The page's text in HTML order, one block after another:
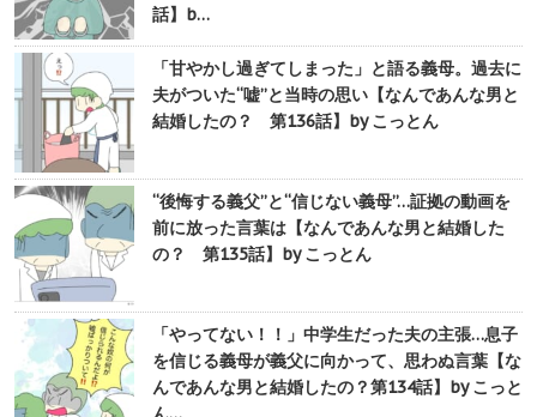
話】b…
「甘やかし過ぎてしまった」と語る義母。過去に
夫がついた“嘘”と当時の思い【なんであんな男と
結婚したの？ 第136話】by こっとん
“後悔する義父”と“信じない義母”…証拠の動画を
前に放った言葉は【なんであんな男と結婚した
の？ 第135話】by こっとん
「やってない！！」中学生だった夫の主張…息子
を信じる義母が義父に向かって、思わぬ言葉【な
んであんな男と結婚したの？第134話】by こっと